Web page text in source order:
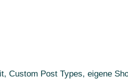
Custom Post Types, eigene